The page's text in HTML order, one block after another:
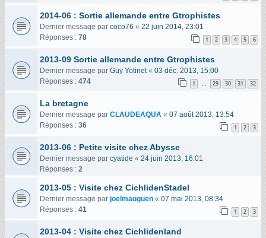
2014-06 : Sortie allemande entre Gtrophistes
Dernier message par coco76 « 22 juin 2014, 23:01
Réponses : 78 1 2 3 4 5 6
2013-09 Sortie allemande entre Gtrophistes
Dernier message par Guy Yotinet« 03 déc. 2013, 15:00
Réponses : 474 1 29 30 31 32
La bretagne
Dernier message par CLAUDEAQUA « 07 août 2013, 13:54
Réponses : 36 1 2 3
2013-06 : Petite visite chez Abysse
Dernier message par cyatide « 24 juin 2013, 16:01
Réponses : 2
2013-05 : Visite chez CichlidenStadel
Dernier message par joelmauguen « 07 mai 2013, 08:34
Réponses : 41 1 2 3
2013-04 : Visite chez Cichlidenland